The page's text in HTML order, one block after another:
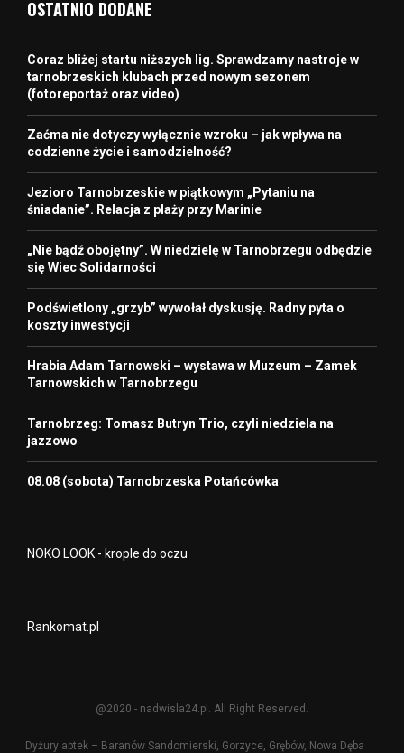
OSTATNIO DODANE
Coraz bliżej startu niższych lig. Sprawdzamy nastroje w
tarnobrzeskich klubach przed nowym sezonem
(fotoreportaż oraz video)
Zaćma nie dotyczy wyłącznie wzroku – jak wpływa na
codzienne życie i samodzielność?
Jezioro Tarnobrzeskie w piątkowym „Pytaniu na
śniadanie”. Relacja z plaży przy Marinie
„Nie bądź obojętny”. W niedzielę w Tarnobrzegu odbędzie
się Wiec Solidarności
Podświetlony „grzyb” wywołał dyskusję. Radny pyta o
koszty inwestycji
Hrabia Adam Tarnowski – wystawa w Muzeum – Zamek
Tarnowskich w Tarnobrzegu
Tarnobrzeg: Tomasz Butryn Trio, czyli niedziela na
jazzowo
08.08 (sobota) Tarnobrzeska Potańcówka
NOKO LOOK - krople do oczu
Rankomat.pl
@2020 - nadwisla24.pl. All Right Reserved.
Dyżury aptek – Baranów Sandomierski, Gorzyce, Grębów, Nowa Dęba